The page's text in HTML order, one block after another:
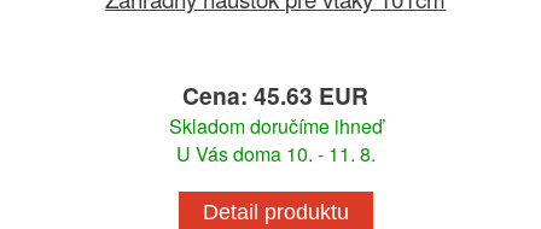
Cena: 45.63 EUR
Skladom doručíme ihneď
U Vás doma 10. - 11. 8.
Detail produktu